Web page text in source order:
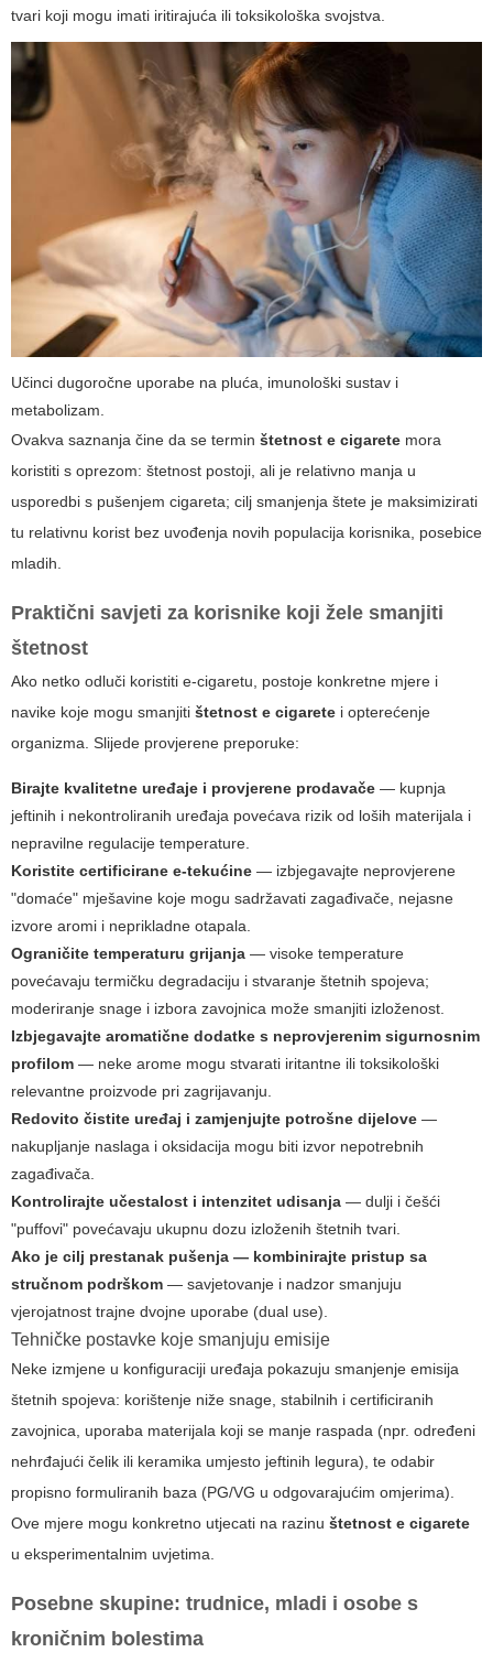
tvari koji mogu imati iritirajuća ili toksikološka svojstva.
Učinci dugoročne uporabe na pluća, imunološki sustav i
metabolizam.
Ovakva saznanja čine da se termin štetnost e cigarete mora
koristiti s oprezom: štetnost postoji, ali je relativno manja u
usporedbi s pušenjem cigareta; cilj smanjenja štete je maksimizirati
tu relativnu korist bez uvođenja novih populacija korisnika, posebice
mladih.
Praktični savjeti za korisnike koji žele smanjiti
štetnost
Ako netko odluči koristiti e-cigaretu, postoje konkretne mjere i
navike koje mogu smanjiti štetnost e cigarete i opterećenje
organizma. Slijede provjerene preporuke:
Birajte kvalitetne uređaje i provjerene prodavače — kupnja
jeftinih i nekontroliranih uređaja povećava rizik od loših materijala i
nepravilne regulacije temperature.
Koristite certificirane e-tekućine — izbjegavajte neprovjerene
"domaće" mješavine koje mogu sadržavati zagađivače, nejasne
izvore aromi i neprikladne otapala.
Ograničite temperaturu grijanja — visoke temperature
povećavaju termičku degradaciju i stvaranje štetnih spojeva;
moderiranje snage i izbora zavojnica može smanjiti izloženost.
Izbjegavajte aromatične dodatke s neprovjerenim sigurnosnim
profilom — neke arome mogu stvarati iritantne ili toksikološki
relevantne proizvode pri zagrijavanju.
Redovito čistite uređaj i zamjenjujte potrošne dijelove —
nakupljanje naslaga i oksidacija mogu biti izvor nepotrebnih
zagađivača.
Kontrolirajte učestalost i intenzitet udisanja — dulji i češći
"puffovi" povećavaju ukupnu dozu izloženih štetnih tvari.
Ako je cilj prestanak pušenja — kombinirajte pristup sa
stručnom podrškom — savjetovanje i nadzor smanjuju
vjerojatnost trajne dvojne uporabe (dual use).
Tehničke postavke koje smanjuju emisije
Neke izmjene u konfiguraciji uređaja pokazuju smanjenje emisija
štetnih spojeva: korištenje niže snage, stabilnih i certificiranih
zavojnica, uporaba materijala koji se manje raspada (npr. određeni
nehrđajući čelik ili keramika umjesto jeftinih legura), te odabir
propisno formuliranih baza (PG/VG u odgovarajućim omjerima).
Ove mjere mogu konkretno utjecati na razinu štetnost e cigarete
u eksperimentalnim uvjetima.
Posebne skupine: trudnice, mladi i osobe s
kroničnim bolestima